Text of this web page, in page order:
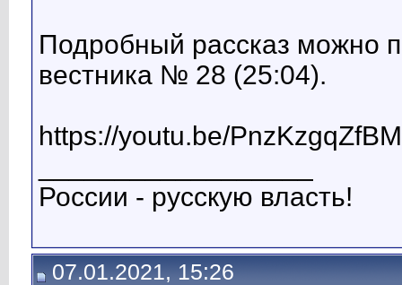
Подробный рассказ можно
вестника № 28 (25:04).
https://youtu.be/PnzKzgqZfBM
России - русскую власть!
07.01.2021, 15:26